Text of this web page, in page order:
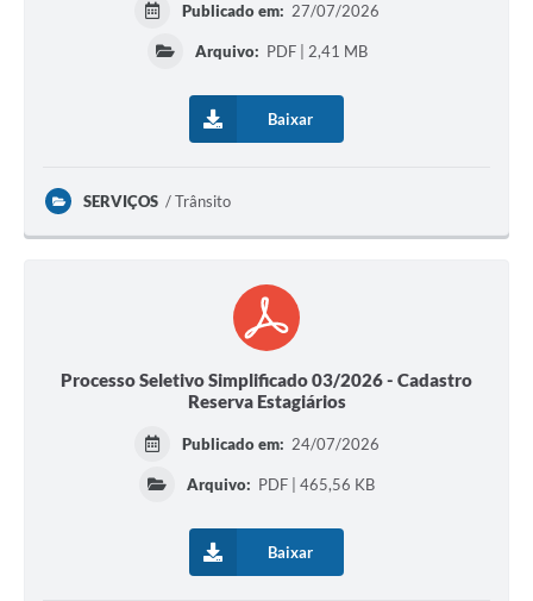
Publicado em: 27/07/2026
Arquivo: PDF | 2,41 MB
Baixar
SERVIÇOS Trânsito
Processo Seletivo Simplificado 03/2026 - Cadastro
Reserva Estagiários
Publicado em: 24/07/2026
Arquivo: PDF | 465,56 KB
Baixar